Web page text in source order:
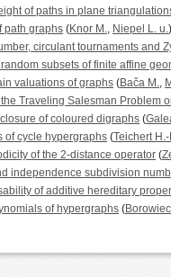
of paths in plane
path graphs (Knor M., Niepel L. u.
circulant tournaments and
subsets of finite affine
valuations of graphs (Bača M.,
Traveling Salesman Problem
of coloured digraphs (
of cycle hypergraphs (Teichert H.-
of the 2-distance operator (
independence subdivision
of additive hereditary
of hypergraphs (